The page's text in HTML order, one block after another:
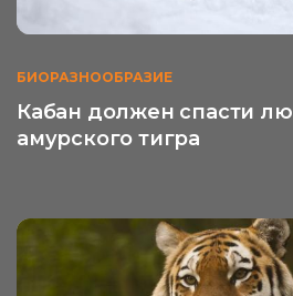
БИОРАЗНООБРАЗИЕ
Кабан должен спасти
амурского тигра